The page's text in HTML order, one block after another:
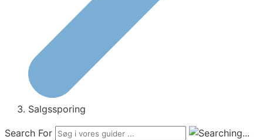
Salgssporing
Search For